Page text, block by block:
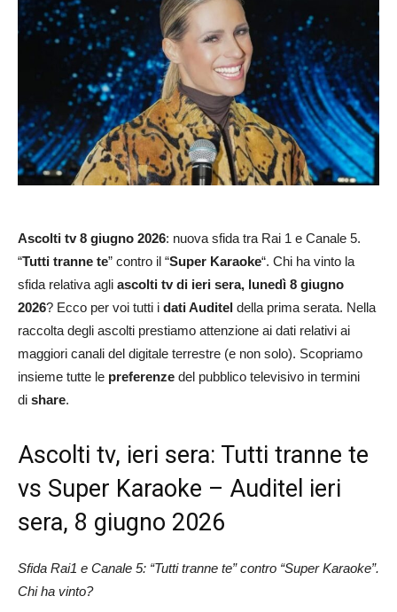
Ascolti tv8 giugno 2026: nuova sfida tra Rai 1 e Canale 5.
“Tutti tranne te” contro il “Super Karaoke“. Chi ha vinto la
sfida relativa agli ascolti tv di ieri sera, lunedì 8 giugno
2026? Ecco per voi tutti i dati Auditel della prima serata. Nella
raccolta degli ascolti prestiamo attenzione ai dati relativi ai
maggiori canali del digitale terrestre (e non solo). Scopriamo
insieme tutte le preferenze del pubblico televisivo in termini
di share.
Ascolti tv, ieri sera: Tutti tranne te
vs Super Karaoke – Auditel ieri
sera, 8 giugno 2026
Sfida Rai1 e Canale 5: “Tutti tranne te” contro “Super Karaoke”.
Chi ha vinto?